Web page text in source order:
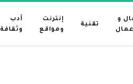
و
تقنية
إنترنت
ومواقع
أدب
وثقافة